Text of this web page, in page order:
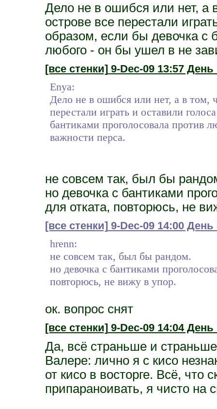
Дело не в ошибся или нет, а
острове все перестали
образом, если бы девочка с
любого - он бы ушел в не
[все стенки]9-Dec-09 13:57 День
Enya:
Дело не в ошибся или нет, а в том,
перестали играть и оставили
бантиками проголосовала против
важности перса.
не совсем так, был бы
но девочка с бантиками
для отката, повторюсь, не
[все стенки] 9-Dec-09 14:00
hrenn:
не совсем так, был бы рандом.
но девочка с бантиками
повторюсь, не вижу в упор.
ок. вопрос снят
[все стенки]9-Dec-09 14:04 День
Да, всё страньше и
Валере: лично я с кисо
от кисо в восторге. Всё, что
припараноивать, я чисто на